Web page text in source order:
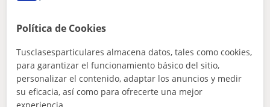
10€/h 1ª clase gratis
Política de Cookies
Tusclasesparticulares almacena datos, tales como cookies,
para garantizar el funcionamiento básico del sitio,
personalizar el contenido, adaptar los anuncios y medir
su eficacia, así como para ofrecerte una mejor
experiencia.